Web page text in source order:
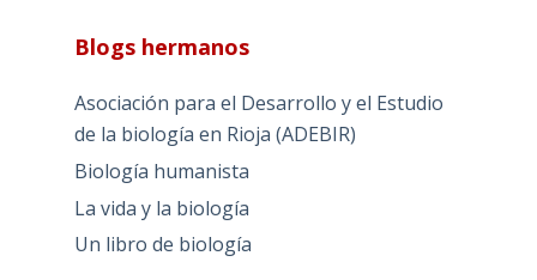
Blogs hermanos
Asociación para el Desarrollo y el Estudio
de la biología en Rioja (ADEBIR)
Biología humanista
La vida y la biología
Un libro de biología